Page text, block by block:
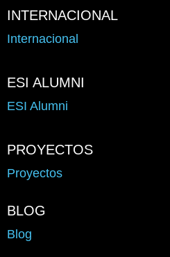
INTERNACIONAL
Internacional
ESI ALUMNI
ESI Alumni
PROYECTOS
Proyectos
BLOG
Blog